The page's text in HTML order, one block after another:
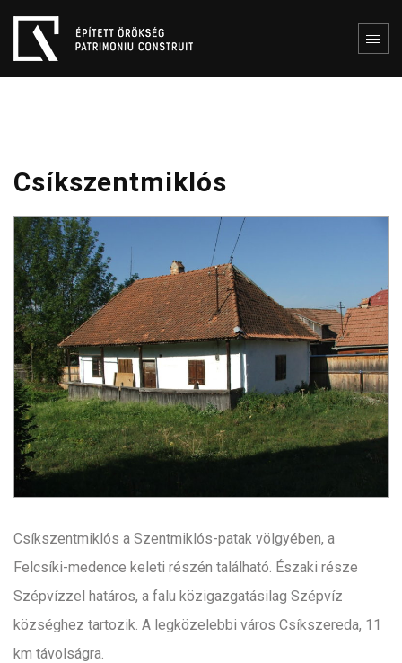
Csíkszentmiklós
Csíkszentmiklós a Szentmiklós-patak völgyében, a
Felcsíki-medence keleti részén található. Északi része
Szépvízzel határos, a falu közigazgatásilag Szépvíz
községhez tartozik. A legközelebbi város Csíkszereda, 11
km távolságra.